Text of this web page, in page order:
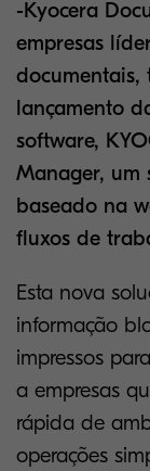
-Kyocera
empresas
documentais,
lançamento
software,
Manager, um
baseado na
fluxos de
Esta nova
informação
impressos
a empresas
rápida de
operações